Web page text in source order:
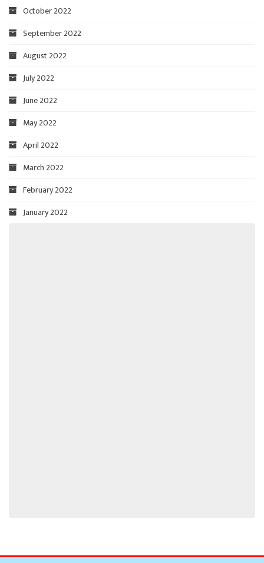
October 2022
September 2022
August 2022
July 2022
June 2022
May 2022
April 2022
March 2022
February 2022
January 2022